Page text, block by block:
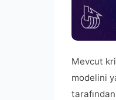
Mevcut
modelini